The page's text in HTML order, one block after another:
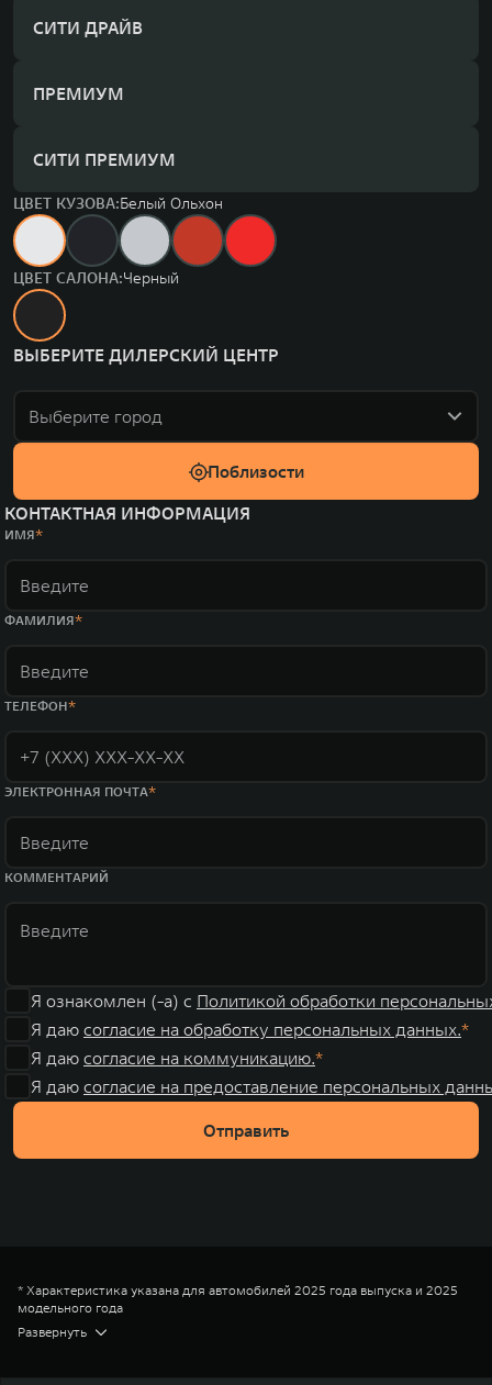
СИТИ ДРАЙВ
ПРЕМИУМ
СИТИ ПРЕМИУМ
ЦВЕТ КУЗОВА:Белый Ольхон
ЦВЕТ САЛОНА:Черный
ВЫБЕРИТЕ ДИЛЕРСКИЙ ЦЕНТР
Выберите город
Поблизости
КОНТАКТНАЯ ИНФОРМАЦИЯ
ИМЯ
ФАМИЛИЯ
ТЕЛЕФОН
ЭЛЕКТРОННАЯ ПОЧТА
КОММЕНТАРИЙ
Я ознакомлен (-а) с Политикой обработки
Я даю согласие на обработку персональных данных.
Я даю согласие на коммуникацию.
Я даю согласие на предоставление персональных
Отправить
* Характеристика указана для автомобилей 2025 года выпуска и 2025
модельного года
** Размерность указана для автомобилей 2025 года выпуска и 2025
модельного года
Развернуть